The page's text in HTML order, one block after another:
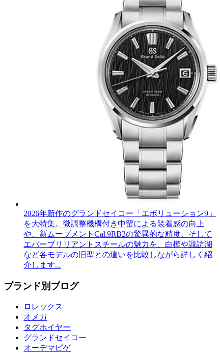
2026年新作のグランドセイコー「エボリューション9」
を大特集。微調整機構付き中留による装着感の向上
や、新ムーブメントCal.9RB2の驚異的な精度、そして
エバーブリリアントスチールの魅力を、白樺や諏訪湖
など各モデルの旧型との違いを比較しながら詳しく紹
介します...
ブランド別ブログ
ロレックス
オメガ
タグホイヤー
グランドセイコー
オーデマピゲ